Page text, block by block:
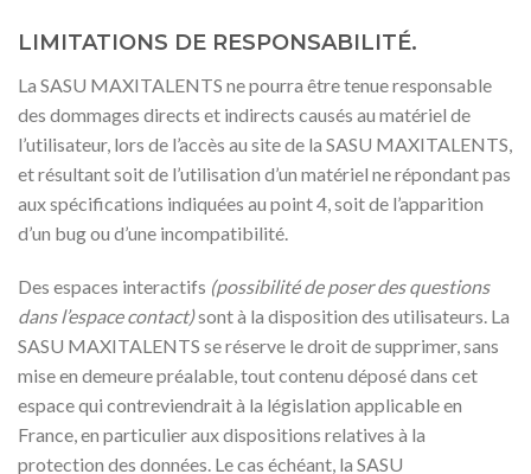
LIMITATIONS DE RESPONSABILITÉ.
La SASU MAXITALENTS ne pourra être tenue responsable
des dommages directs et indirects causés au matériel de
l’utilisateur, lors de l’accès au site de la SASU MAXITALENTS,
et résultant soit de l’utilisation d’un matériel ne répondant pas
aux spécifications indiquées au point 4, soit de l’apparition
d’un bug ou d’une incompatibilité.
Des espaces interactifs (possibilité de poser des questions
dans l’espace contact)sont à la disposition des utilisateurs. La
SASU MAXITALENTS se réserve le droit de supprimer, sans
mise en demeure préalable, tout contenu déposé dans cet
espace qui contreviendrait à la législation applicable en
France, en particulier aux dispositions relatives à la
protection des données. Le cas échéant, la SASU